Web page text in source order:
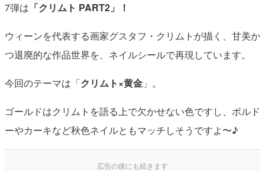
7弾は 「クリムト PART2」！
ウィーンを代表する画家グスタフ・クリムトが描く、甘美か
つ退廃的な作品世界を、ネイルシールで再現しています。
今回のテーマは「クリムト×黄金」。
ゴールドはクリムトを語る上で欠かせない色ですし、ボルド
ーやカーキなど秋色ネイルともマッチしそうですよ〜♪